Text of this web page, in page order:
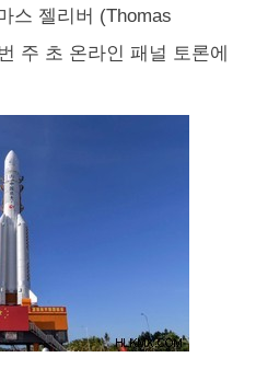
스 젤리버 (Thomas
주 초 온라인 패널 토론에